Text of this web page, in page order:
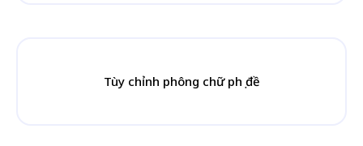
Tùy chỉnh phông chữ phụ đề